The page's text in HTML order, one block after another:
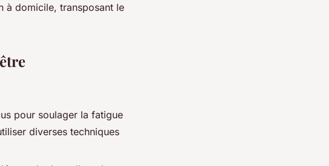
à domicile, transposant le
pour soulager la fatigue
diverses techniques